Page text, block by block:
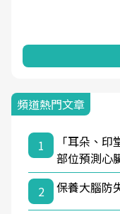
頻道熱門文章
1
「耳朵、
部位預測心
2
保養大腦